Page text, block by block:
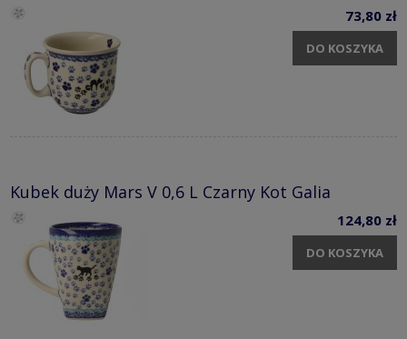
73,80 zł
DO KOSZYKA
Kubek duży Mars V 0,6 L Czarny Kot Galia
124,80 zł
DO KOSZYKA